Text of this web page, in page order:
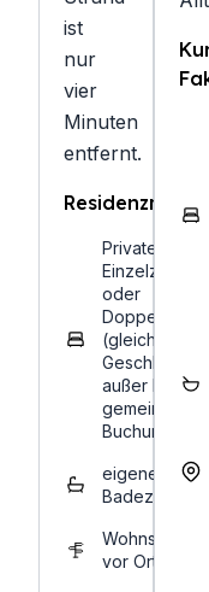
ist
nur
vier
Minuten
entfernt.
Privates
Einzelzimmer
oder
Doppelzimmer
(gleiches
Geschlecht,
außer bei
gemeinsamer
Buchung)
eigenes
Badezimmer
Wohnsitz
vor Ort